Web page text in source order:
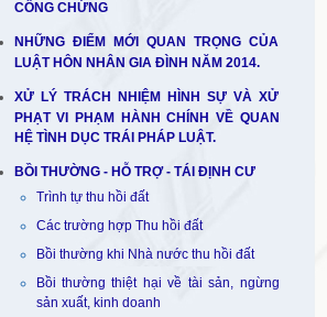
CÔNG CHỨNG
NHỮNG ĐIỂM MỚI QUAN TRỌNG CỦA
LUẬT HÔN NHÂN GIA ĐÌNH NĂM 2014.
XỬ LÝ TRÁCH NHIỆM HÌNH SỰ VÀ XỬ
PHẠT VI PHẠM HÀNH CHÍNH VỀ QUAN
HỆ TÌNH DỤC TRÁI PHÁP LUẬT.
BỒI THƯỜNG - HỖ TRỢ - TÁI ĐỊNH CƯ
Trình tự thu hồi đất
Các trường hợp Thu hồi đất
Bồi thường khi Nhà nước thu hồi đất
Bồi thường thiệt hại về tài sản, ngừng
sản xuất, kinh doanh